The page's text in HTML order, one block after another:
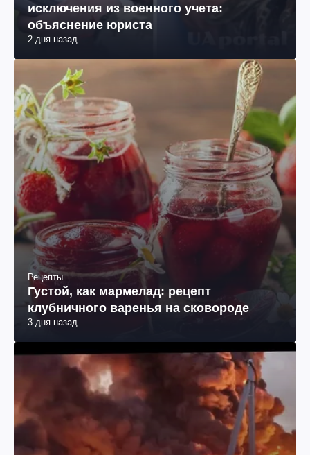
исключения из военного учета:
объяснение юриста
2 дня назад
Рецепты
Густой, как мармелад: рецепт
клубничного варенья на сковороде
3 дня назад